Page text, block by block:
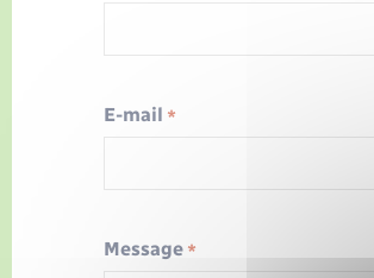
E-mail *
Message *